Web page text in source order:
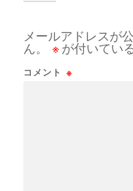
メールアドレスが
ん。
※ が付いてい
コメント ※